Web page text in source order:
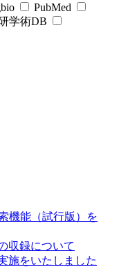
PubMed
学術DB
機能（試行版）を
収録について
施をいたしました